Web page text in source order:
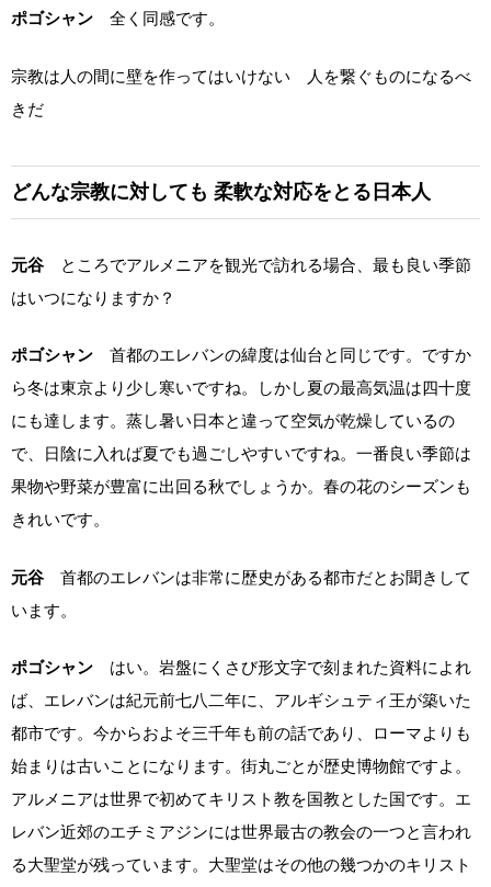
ポゴシャン 全く同感です。
宗教は人の間に壁を作ってはいけない 人を繋ぐものになるべ
きだ
どんな宗教に対しても 柔軟な対応をとる日本人
元谷 ところでアルメニアを観光で訪れる場合、最も良い季節
はいつになりますか？
ポゴシャン 首都のエレバンの緯度は仙台と同じです。ですか
ら冬は東京より少し寒いですね。しかし夏の最高気温は四十度
にも達します。蒸し暑い日本と違って空気が乾燥しているの
で、日陰に入れば夏でも過ごしやすいですね。一番良い季節は
果物や野菜が豊富に出回る秋でしょうか。春の花のシーズンも
きれいです。
元谷 首都のエレバンは非常に歴史がある都市だとお聞きして
います。
ポゴシャン はい。岩盤にくさび形文字で刻まれた資料によれ
ば、エレバンは紀元前七八二年に、アルギシュティ王が築いた
都市です。今からおよそ三千年も前の話であり、ローマよりも
始まりは古いことになります。街丸ごとが歴史博物館ですよ。
アルメニアは世界で初めてキリスト教を国教とした国です。エ
レバン近郊のエチミアジンには世界最古の教会の一つと言われ
る大聖堂が残っています。大聖堂はその他の幾つかのキリスト